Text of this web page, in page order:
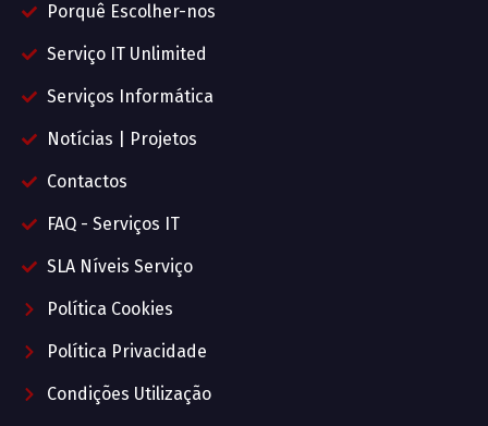
Porquê Escolher-nos
Serviço IT Unlimited
Serviços Informática
Notícias | Projetos
Contactos
FAQ - Serviços IT
SLA Níveis Serviço
Política Cookies
Política Privacidade
Condições Utilização